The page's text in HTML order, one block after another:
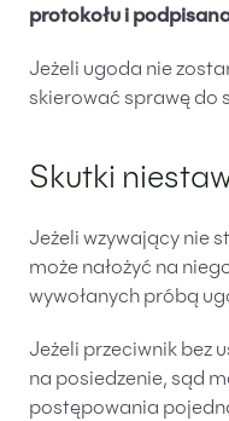
protokołu i
Jeżeli ugoda nie
skierować sprawę do
Skutki
Jeżeli wzywający nie
może nałożyć na
wywołanych próbą
Jeżeli przeciwnik bez
na posiedzenie, sąd
postępowania